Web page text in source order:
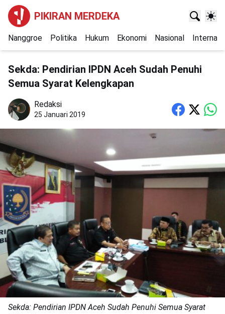
PIKIRAN MERDEKA
Nanggroe Politika Hukum Ekonomi Nasional
Sekda: Pendirian IPDN Aceh Sudah Penuhi
Semua Syarat Kelengkapan
Redaksi
25 Januari 2019
Sekda: Pendirian IPDN Aceh Sudah Penuhi Semua Syarat